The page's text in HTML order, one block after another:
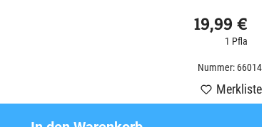
19,99 €
1 Pfla
Nummer: 66014
Merkliste